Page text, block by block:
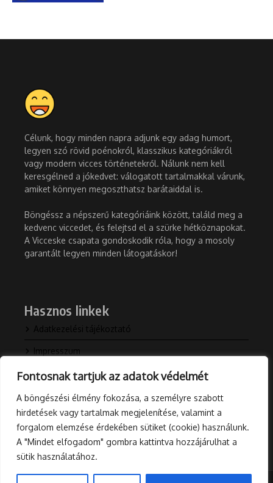
Fontosnak tartjuk az adatok védelmét
A böngészési élmény fokozása, a személyre szabott
hirdetések vagy tartalmak megjelenítése, valamint a
forgalom elemzése érdekében sütiket (cookie) használunk.
A "Mindet elfogadom" gombra kattintva hozzájárulhat a
sütik használatához.
Célunk, hogy minden napra adjunk egy adag humort,
legyen szó rövid poénokról, klasszikus kategóriákról
vagy modern vicces történetekről. Nálunk nem kell
keresgélned a jókedvet: válogatott tartalmakkal várunk,
amiket könnyen megoszthatsz barátaiddal is.
Böngéssz a népszerű kategóriáink között, találd meg a
kedvenc viccedet, és felejtsd el a szürke hétköznapokat.
A Vicceske csapata gondoskodik róla, hogy a mosoly
garantált legyen minden látogatáskor!
Hasznos linkek
Adatkezelési tájékoztató
Impresszum
Kapcsolat
Rólunk
Blog